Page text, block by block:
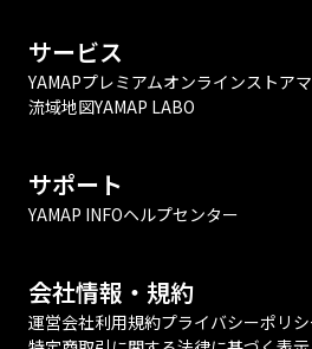
サービス
YAMAPプレミアムオンラインストア
流域地図YAMAP LABO
サポート
YAMAP INFOヘルプセンター
会社情報・規約
運営会社利用規約プライバシーポリ